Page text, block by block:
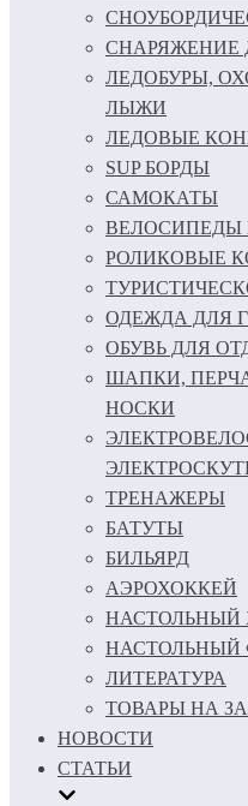
СНАРЯЖЕНИЕ
ЛЕДОБУРЫ,
ЛЫЖИ
ЛЕДОВЫЕ
SUP БОРДЫ
САМОКАТЫ
ВЕЛОСИПЕДЫ
РОЛИКОВЫЕ
ОДЕЖДА ДЛЯ
ОБУВЬ ДЛЯ
ШАПКИ,
НОСКИ
ТРЕНАЖЕРЫ
БАТУТЫ
БИЛЬЯРД
АЭРОХОККЕЙ
НАСТОЛЬНЫЙ
НАСТОЛЬНЫЙ
ЛИТЕРАТУРА
ТОВАРЫ НА
НОВОСТИ
СТАТЬИ